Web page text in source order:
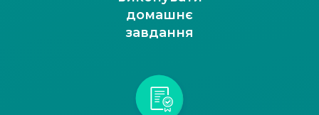
домашнє
завдання